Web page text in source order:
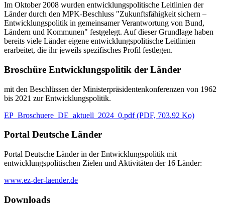
Im Oktober 2008 wurden ent­wick­lungs­po­litische Leitlinien der
Länder durch den MPK-Be­schluss "Zukunfts­fähigkeit sichern –
Ent­wick­lungs­po­li­tik in ge­mein­samer Ver­ant­wor­tung von Bund,
Ländern und Kommunen" festgelegt. Auf dieser Grundlage haben
bereits viele Länder eigene ent­wick­lungs­po­litische Leitlinien
erarbeitet, die ihr jeweils spezifisches Profil festlegen.
Broschüre Entwicklungspolitik der Länder
mit den Beschlüssen der Ministerpräsidentenkonferenzen von 1962
bis 2021 zur Entwicklungspolitik.
EP_Broschuere_DE_aktuell_2024_0.pdf(PDF, 703.92 Ko)
Portal Deutsche Länder
Portal Deutsche Länder in der Entwicklungspolitik mit
entwicklungspolitischen Zielen und Aktivitäten der 16 Länder:
www.ez-der-laender.de
Downloads